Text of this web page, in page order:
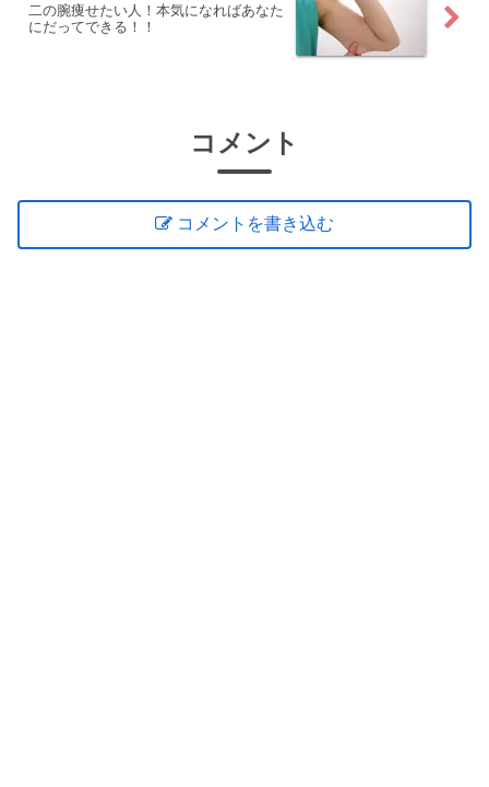
二の腕痩せたい人！本気になればあなた
にだってできる！！
コメント
コメントを書き込む